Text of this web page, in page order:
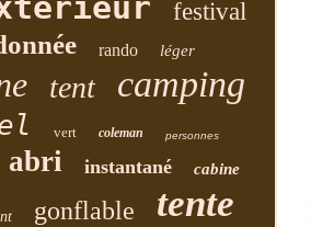
festival
rando léger
tent camping
vert coleman personnes
abri instantané cabine
gonflable tente